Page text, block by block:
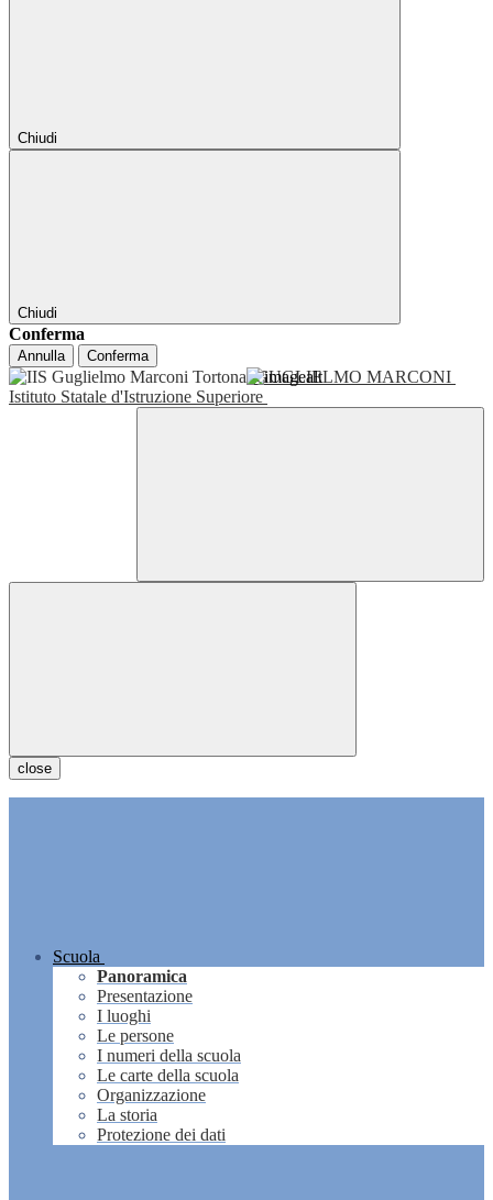
Chiudi
Chiudi
Conferma
Annulla Conferma
GUGLIELMO MARCONI
Istituto Statale d'Istruzione Superiore
close
Scuola
Panoramica
Presentazione
I luoghi
Le persone
I numeri della scuola
Le carte della scuola
Organizzazione
La storia
Protezione dei dati